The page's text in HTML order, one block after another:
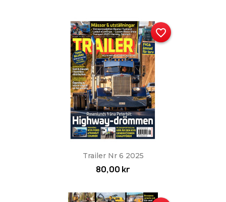
Trailer Nr 6 2025
80,00 kr
favorite_border